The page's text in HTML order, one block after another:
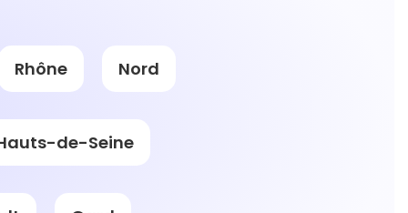
Rhône Nord
de-Seine